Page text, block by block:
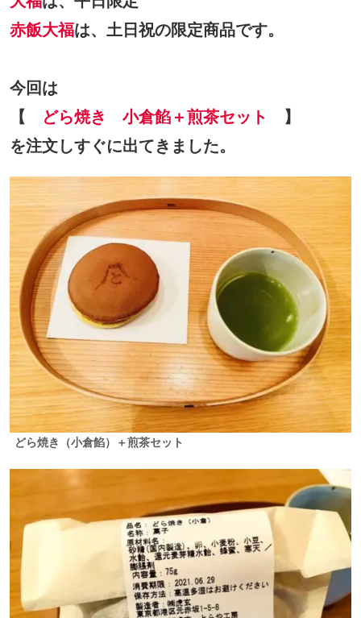
赤飯大福は、土日祝の限定商品です。
今回は
【 どら焼き 小倉餡＋煎茶セット
】
を注文しすぐに出てきました。
どら焼き（小倉餡）＋煎茶セット